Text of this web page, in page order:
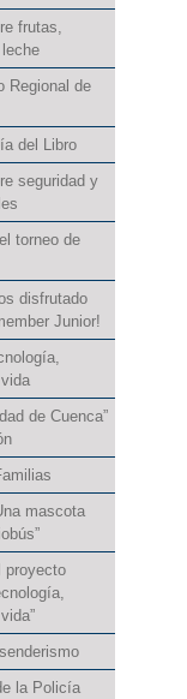
frutas,
Regional de
del Libro
seguridad y
torneo de
disfrutado
Junior!
de Cuenca”
mascota
proyecto
la Policía